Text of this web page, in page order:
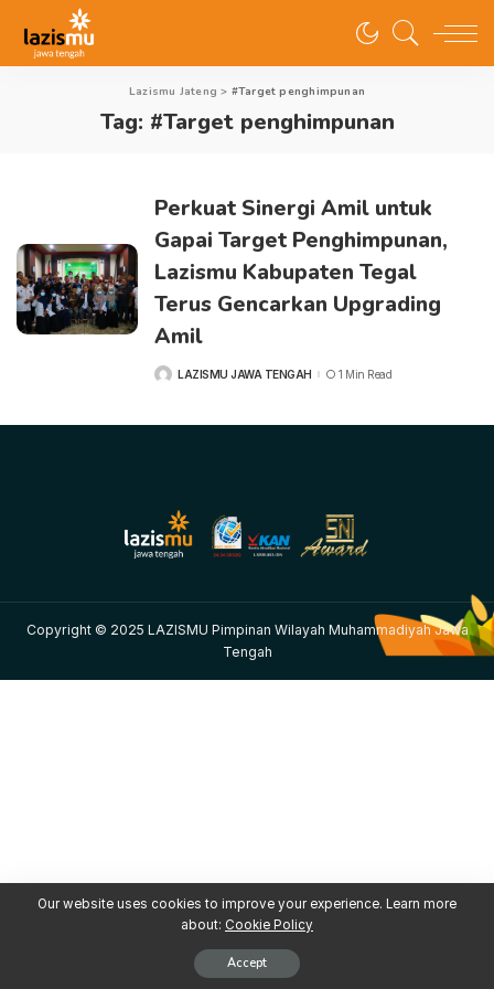
Lazismu Jateng > #Target penghimpunan
Tag: #Target penghimpunan
Perkuat Sinergi Amil untuk
Gapai Target Penghimpunan,
Lazismu Kabupaten Tegal
Terus Gencarkan Upgrading
Amil
LAZISMU JAWA TENGAH 1 Min Read
Copyright © 2025 LAZISMU Pimpinan Wilayah Muhammadiyah Jawa
Tengah
Our website uses cookies to improve your experience. Learn more
about: Cookie Policy
Accept